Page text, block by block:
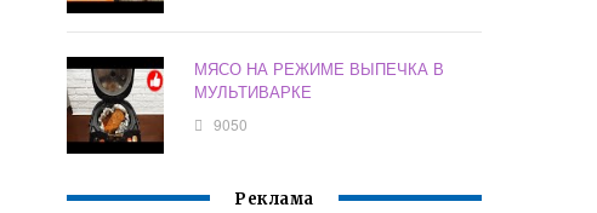
МЯСО НА РЕЖИМЕ ВЫПЕЧКА В
МУЛЬТИВАРКЕ
9050
Реклама